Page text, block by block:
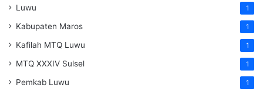
Luwu 1
Kabupaten Maros 1
Kafilah MTQ Luwu 1
MTQ XXXIV Sulsel 1
Pemkab Luwu 1